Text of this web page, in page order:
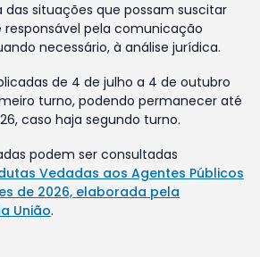
das situações que possam suscitar
responsável pela comunicação
necessário, à análise jurídica.
de 4 de julho a 4 de outubro
turno, podendo permanecer até
caso haja segundo turno.
podem ser consultadas
Vedadas aos Agentes Públicos
de 2026, elaborada pela
União.